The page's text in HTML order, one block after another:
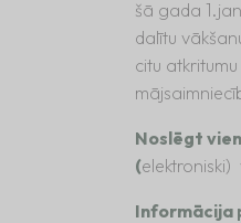
šā gada
dalītu
citu
Noslēgt
(
Informācija